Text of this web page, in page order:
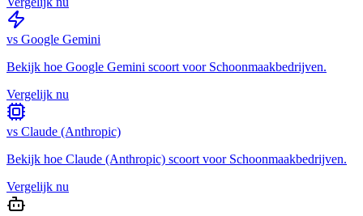
vs Google Gemini
Bekijk hoe Google Gemini scoort voor Schoonmaakbedrijven.
Vergelijk nu
vs Claude (Anthropic)
Bekijk hoe Claude (Anthropic) scoort voor Schoonmaakbedrijven.
Vergelijk nu